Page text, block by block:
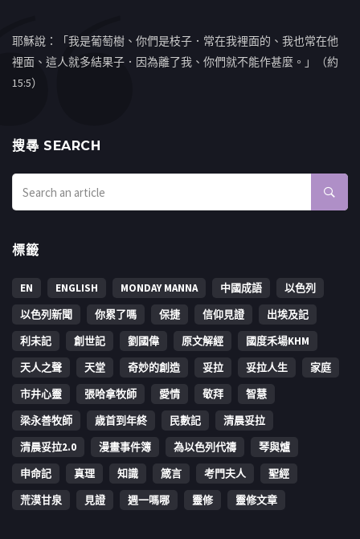
耶穌說：「我是葡萄樹、你們是枝子．常在我裡面的、我也常在他
裡面、這人就多結果子．因為離了我、你們就不能作甚麼。」（約
15:5）
搜㝷 SEARCH
標籤
EN ENGLISH MONDAY MANNA 中國成語
以色列
以色列新聞
你累了嗎 保捷 信仰見證
出埃及記
利未記
創世記 劉國偉 原文解經
國度禾場KHM
天人之聲
天堂 奇妙的創造 妥拉 妥拉人生
家庭
市井心靈
張哈拿牧師 愛情 敬拜
智慧
梁永善牧師
歳首到年終 民數記
清晨妥拉
清晨妥拉2.0
漫畫事件簿 為以色列代禱
琴與爐
申命記
真理 知識 箴言 考門夫人
聖經
荒漠甘泉
見證 週一嗎哪 靈修 靈修文章